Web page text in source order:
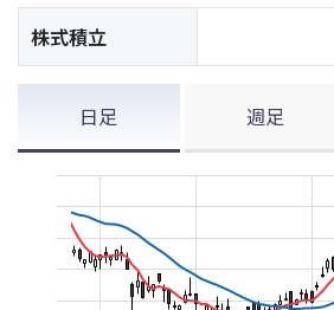
株式積立
日足 週足